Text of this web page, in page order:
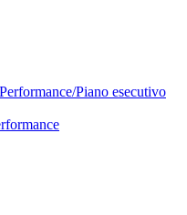
Piano esecutivo